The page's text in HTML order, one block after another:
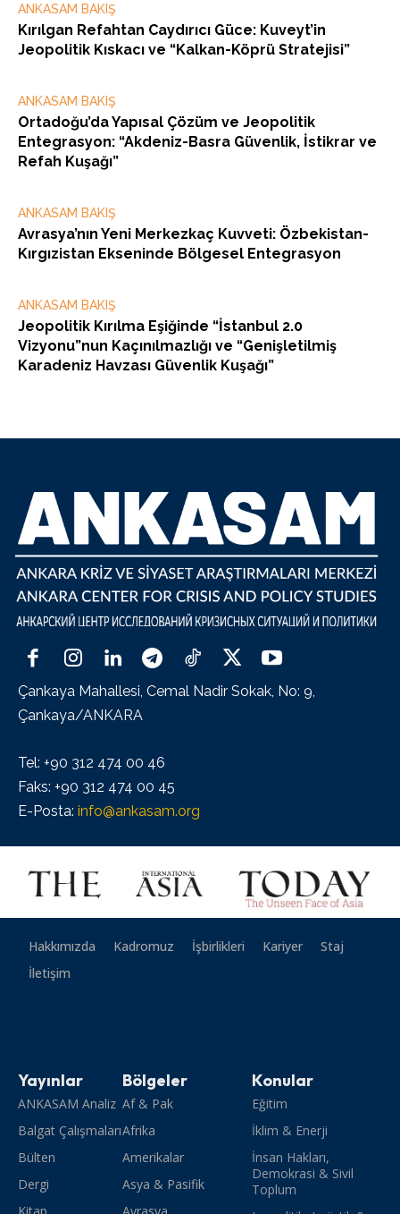
ANKASAM BAKIŞ
Kırılgan Refahtan Caydırıcı Güce: Kuveyt’in
Jeopolitik Kıskacı ve “Kalkan-Köprü Stratejisi”
ANKASAM BAKIŞ
Ortadoğu’da Yapısal Çözüm ve Jeopolitik
Entegrasyon: “Akdeniz-Basra Güvenlik, İstikrar ve
Refah Kuşağı”
ANKASAM BAKIŞ
Avrasya’nın Yeni Merkezkaç Kuvveti: Özbekistan-
Kırgızistan Ekseninde Bölgesel Entegrasyon
ANKASAM BAKIŞ
Jeopolitik Kırılma Eşiğinde “İstanbul 2.0
Vizyonu”nun Kaçınılmazlığı ve “Genişletilmiş
Karadeniz Havzası Güvenlik Kuşağı”
Çankaya Mahallesi, Cemal Nadir Sokak, No: 9,
Çankaya/ANKARA
Tel: +90 312 474 00 46
Faks: +90 312 474 00 45
E-Posta: info@ankasam.org
Hakkımızda Kadromuz İşbirlikleri Kariyer
Staj
İletişim
Yayınlar
ANKASAM Analiz
Balgat Çalışmaları
Bülten
Dergi
Bölgeler
Af & Pak
Afrika
Amerikalar
Asya & Pasifik
Konular
Eğitim
İklim & Enerji
İnsan Hakları,
Demokrasi & Sivil
Toplum